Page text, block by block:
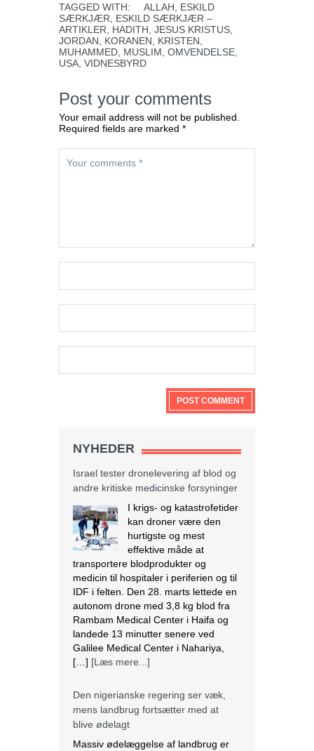
TAGGED WITH: ALLAH
ESKILD
SÆRKJÆR
ESKILD SÆRKJÆR –
ARTIKLER
HADITH JESUS KRISTUS
JORDAN
KORANEN KRISTEN
MUHAMMED MUSLIM OMVENDELSE
USA VIDNESBYRD
Post your comments
Your email address will not be published.
Required fields are marked *
NYHEDER
Israel tester dronelevering af blod og
andre kritiske medicinske forsyninger
I krigs- og katastrofetider
kan droner være den
hurtigste og mest
effektive måde at
transportere blodprodukter og
medicin til hospitaler i periferien og til
IDF i felten. Den 28. marts lettede en
autonom drone med 3,8 kg blod fra
Rambam Medical Center i Haifa og
landede 13 minutter senere ved
Galilee Medical Center i Nahariya,
[…] [Læs mere...]
Den nigerianske regering ser væk,
mens landbrug fortsætter med at
blive ødelagt
Massiv ødelæggelse af landbrug er